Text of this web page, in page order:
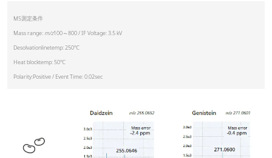
MS測定条件
Mass range: m/z100～800 / IF Voltage: 3.5 kV
Desolvationlinetemp: 250℃
Heat blocktemp: 50℃
Polarity:Positive / Event Time: 0.02sec